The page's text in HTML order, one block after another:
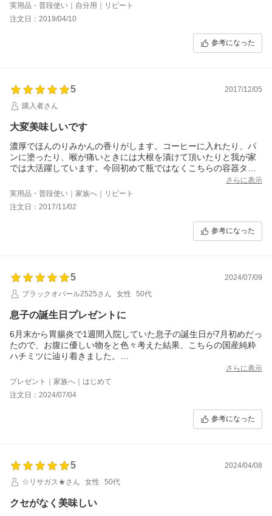
私はほぼ料理に使うので、あまり関係ないのですが。
なくなったらまた買います♪
実用品・普段使い｜自分用｜リピート
注文日：2019/04/10
参考になった
5
2017/12/05
購入者さん
大変美味しいです
濃厚でほんのりみかんの香りがします。コーヒーに入れたり、パ
ンに塗ったり、喉が痛いときには大根を漬けて頂いたりと我が家
では大活躍しています。今回初めて瓶ではなくこちらの容器タイ
プにしてみましたが、とても使いやすいですね。本当にお勧めの
ハチミツです。
さらに表示
実用品・普段使い｜家族へ｜リピート
注文日：2017/11/02
参考になった
5
2024/07/09
ブラックオパール2525さん
女性 50代
息子の誕生日プレゼントに
6月末から胃腸炎で1週間入院していた息子の誕生日が7月初めだっ
たので、お腹に優しい物をと色々考えた結果、こちらの国産純粋
ハチミツに辿り着きました。
さらに表示
プレゼント｜家族へ｜はじめて
注文日：2024/07/04
参考になった
5
2024/04/08
☆リサガス★さん
女性 50代
クセがなく美味しい